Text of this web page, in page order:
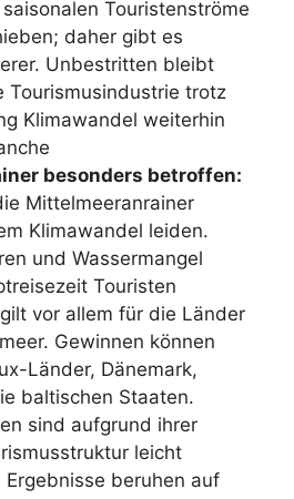
Touristenströme
daher gibt es
Unbestritten bleibt
Tourismusindustrie trotz
Klimawandel weiterhin
besonders betroffen:
Mittelmeeranrainer
Klimawandel leiden.
und Wassermangel
Touristen
vor allem für die Länder
Gewinnen können
Länder, Dänemark,
baltischen Staaten.
sind aufgrund ihrer
leicht
beruhen auf